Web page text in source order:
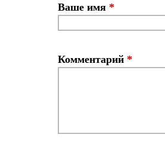
Ваше имя *
Комментарий *